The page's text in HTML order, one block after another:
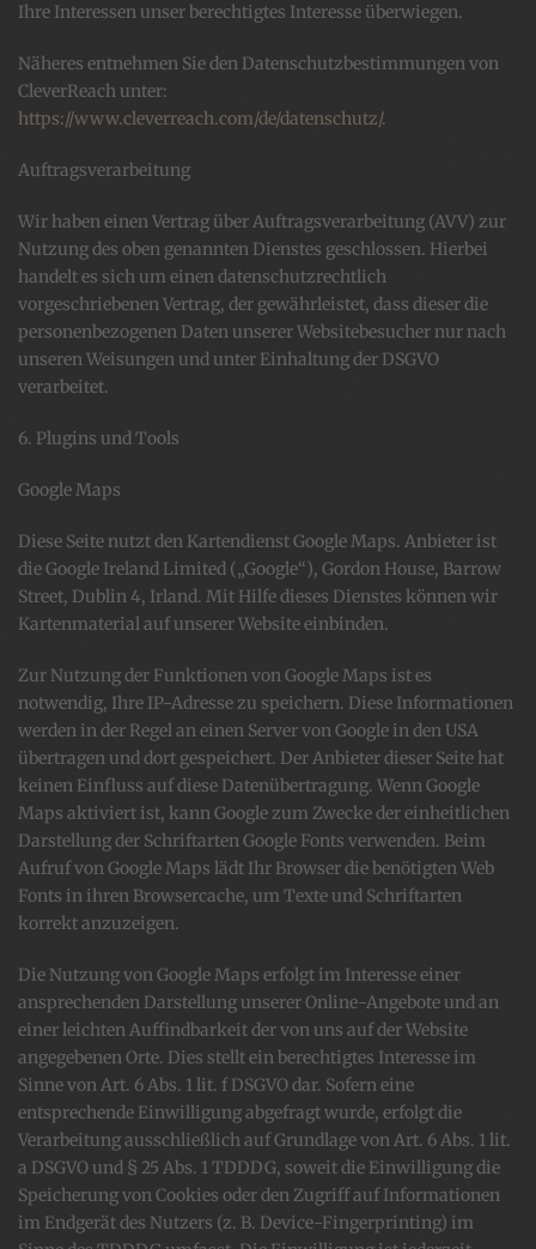
Ihre Interessen unser berechtigtes Interesse überwiegen.
Näheres entnehmen Sie den Datenschutzbestimmungen von
CleverReach unter:
https://www.cleverreach.com/de/datenschutz/.
Auftragsverarbeitung
Wir haben einen Vertrag über Auftragsverarbeitung (AVV) zur
Nutzung des oben genannten Dienstes geschlossen. Hierbei
handelt es sich um einen datenschutzrechtlich
vorgeschriebenen Vertrag, der gewährleistet, dass dieser die
personenbezogenen Daten unserer Websitebesucher nur nach
unseren Weisungen und unter Einhaltung der DSGVO
verarbeitet.
6. Plugins und Tools
Google Maps
Diese Seite nutzt den Kartendienst Google Maps. Anbieter ist
die Google Ireland Limited („Google“), Gordon House, Barrow
Street, Dublin 4, Irland. Mit Hilfe dieses Dienstes können wir
Kartenmaterial auf unserer Website einbinden.
Zur Nutzung der Funktionen von Google Maps ist es
notwendig, Ihre IP-Adresse zu speichern. Diese Informationen
werden in der Regel an einen Server von Google in den USA
übertragen und dort gespeichert. Der Anbieter dieser Seite hat
keinen Einfluss auf diese Datenübertragung. Wenn Google
Maps aktiviert ist, kann Google zum Zwecke der einheitlichen
Darstellung der Schriftarten Google Fonts verwenden. Beim
Aufruf von Google Maps lädt Ihr Browser die benötigten Web
Fonts in ihren Browsercache, um Texte und Schriftarten
korrekt anzuzeigen.
Die Nutzung von Google Maps erfolgt im Interesse einer
ansprechenden Darstellung unserer Online-Angebote und an
einer leichten Auffindbarkeit der von uns auf der Website
angegebenen Orte. Dies stellt ein berechtigtes Interesse im
Sinne von Art. 6 Abs. 1 lit. f DSGVO dar. Sofern eine
entsprechende Einwilligung abgefragt wurde, erfolgt die
Verarbeitung ausschließlich auf Grundlage von Art. 6 Abs. 1 lit.
a DSGVO und § 25 Abs. 1 TDDDG, soweit die Einwilligung die
Speicherung von Cookies oder den Zugriff auf Informationen
im Endgerät des Nutzers (z. B. Device-Fingerprinting) im